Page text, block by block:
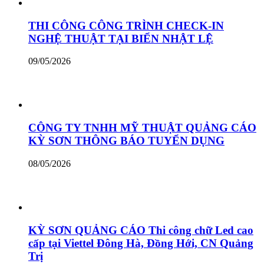
THI CÔNG CÔNG TRÌNH CHECK-IN
NGHỆ THUẬT TẠI BIỂN NHẬT LỆ
09/05/2026
CÔNG TY TNHH MỸ THUẬT QUẢNG CÁO
KỲ SƠN THÔNG BÁO TUYỂN DỤNG
08/05/2026
KỲ SƠN QUẢNG CÁO Thi công chữ Led cao
cấp tại Viettel Đông Hà, Đồng Hới, CN Quảng
Trị